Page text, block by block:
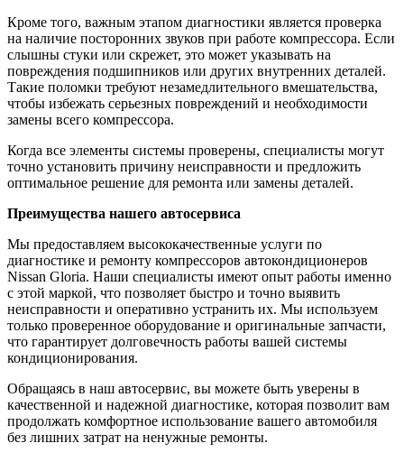
Кроме того, важным этапом диагностики является проверка
на наличие посторонних звуков при работе компрессора. Если
слышны стуки или скрежет, это может указывать на
повреждения подшипников или других внутренних деталей.
Такие поломки требуют незамедлительного вмешательства,
чтобы избежать серьезных повреждений и необходимости
замены всего компрессора.
Когда все элементы системы проверены, специалисты могут
точно установить причину неисправности и предложить
оптимальное решение для ремонта или замены деталей.
Преимущества нашего автосервиса
Мы предоставляем высококачественные услуги по
диагностике и ремонту компрессоров автокондиционеров
Nissan Gloria. Наши специалисты имеют опыт работы именно
с этой маркой, что позволяет быстро и точно выявить
неисправности и оперативно устранить их. Мы используем
только проверенное оборудование и оригинальные запчасти,
что гарантирует долговечность работы вашей системы
кондиционирования.
Обращаясь в наш автосервис, вы можете быть уверены в
качественной и надежной диагностике, которая позволит вам
продолжать комфортное использование вашего автомобиля
без лишних затрат на ненужные ремонты.